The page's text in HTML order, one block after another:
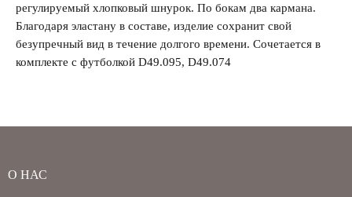
регулируемый хлопковый шнурок. По бокам два кармана.
Благодаря эластану в составе, изделие сохранит свой
безупречный вид в течение долгого времени. Сочетается в
комплекте с футболкой D49.095, D49.074
О НАС